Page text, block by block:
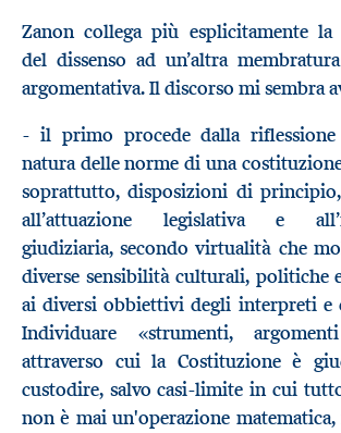
Zanon collega più esplicitamente la
del dissenso ad un’altra
argomentativa. Il discorso mi sembra
- il primo procede dalla riflessione
natura delle norme di una
soprattutto, disposizioni di
all’attuazione legislativa e
giudiziaria, secondo virtualità che
diverse sensibilità culturali, politiche
ai diversi obbiettivi degli interpreti e
Individuare «strumenti,
attraverso cui la Costituzione è
custodire, salvo casi-limite in cui
non è mai un'operazione